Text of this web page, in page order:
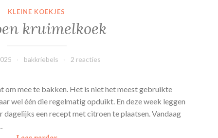
KLEINE KOEKJES
kruimelkoek
bakkriebels 2 reacties
om mee te bakken. Het is niet het meest gebruikte
wel één die regelmatig opduikt. En deze week leggen
dagelijks een recept met citroen te plaatsen. Vandaag